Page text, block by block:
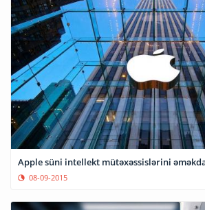
Apple süni intellekt mütəxəssislərini
08-09-2015